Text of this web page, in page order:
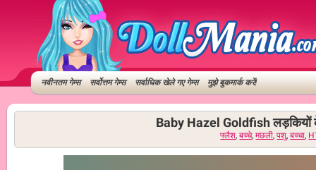
नवीनतम गेम्स सर्वोत्तम गेम्स सर्वाधिक खेले गए गेम्स मुझे बुकमार्क करें!
Baby Hazel Goldfish लड़कियों
फ्लैश,बच्चे,मछली,पशु,बच्चा,